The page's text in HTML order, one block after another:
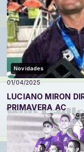
Novidades
01/04/2025
LUCIANO MIRON
PRIMAVERA AC